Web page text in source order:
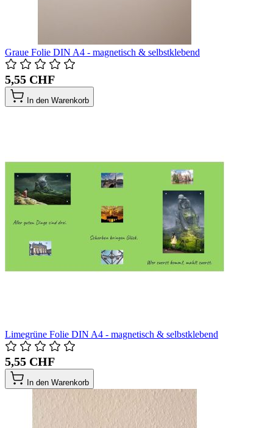
Graue Folie DIN A4 - magnetisch & selbstklebend
5,55 CHF
In den Warenkorb
Limegrüne Folie DIN A4 - magnetisch & selbstklebend
5,55 CHF
In den Warenkorb